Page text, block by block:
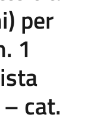
per
1
cat.